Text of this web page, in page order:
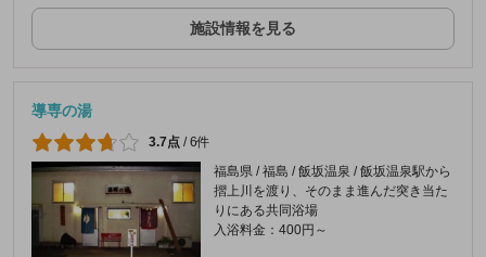
施設情報を見る
導専の湯
3.7点 /6件
福島県 / 福島 / 飯坂温泉 / 飯坂温泉駅から
摺上川を渡り、そのまま進んだ突き当た
りにある共同浴場
入浴料金：400円～